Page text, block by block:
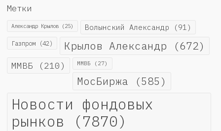
Метки
Александр Крылов (25) Волынский Александр (91)
Газпром (42) Крылов Александр (672)
ММВБ (210) ММВБ (27)
МосБиржа (585)
Новости фондовых
рынков (7870)